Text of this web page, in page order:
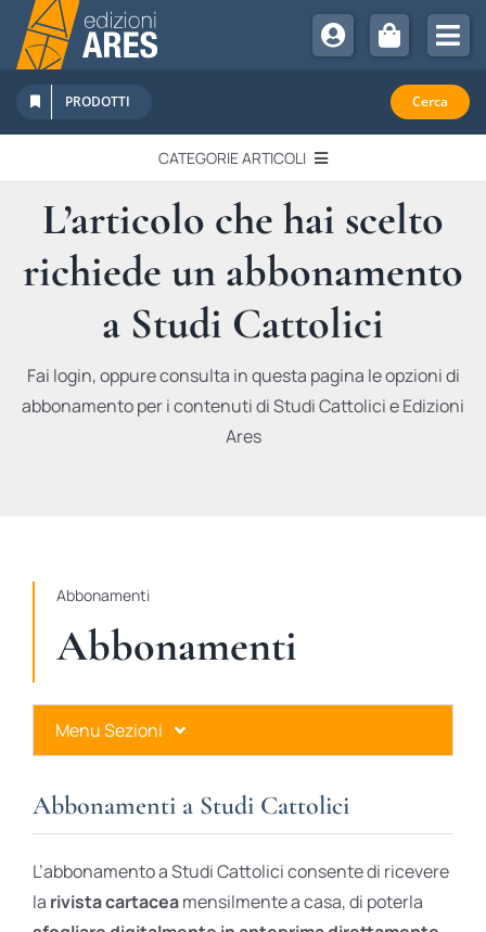
Salta
contenuto
Chi Siamo
Sostienici
Abbonamenti
Promozioni
Newsletter
PRODOTTI Cerca
CATEGORIE ARTICOLI
EDITORIALI
IN QUESTO NUMERO
RECENSIONI
L’articolo che hai scelto
richiede un abbonamento
a Studi Cattolici
Fai login, oppure consulta in questa pagina le opzioni di
abbonamento per i contenuti di Studi Cattolici e Edizioni
Ares
Abbonamenti
Abbonamenti
Menu Sezioni
Ares Gold
Ares Digital
Abbonamenti a Studi Cattolici
L’abbonamento a Studi Cattolici consente di ricevere
la rivista cartaceamensilmente a casa, di poterla